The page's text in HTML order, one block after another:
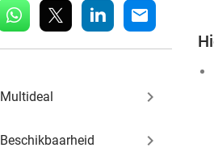
whatsapp linkedin mail
Multideal keyboard_arrow_right
Beschikbaarheid keyboard_arrow_right